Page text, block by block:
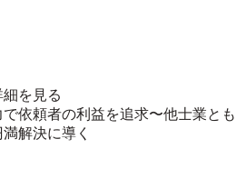
細を見る
依頼者の利益を追求〜他士業とも
解決に導く